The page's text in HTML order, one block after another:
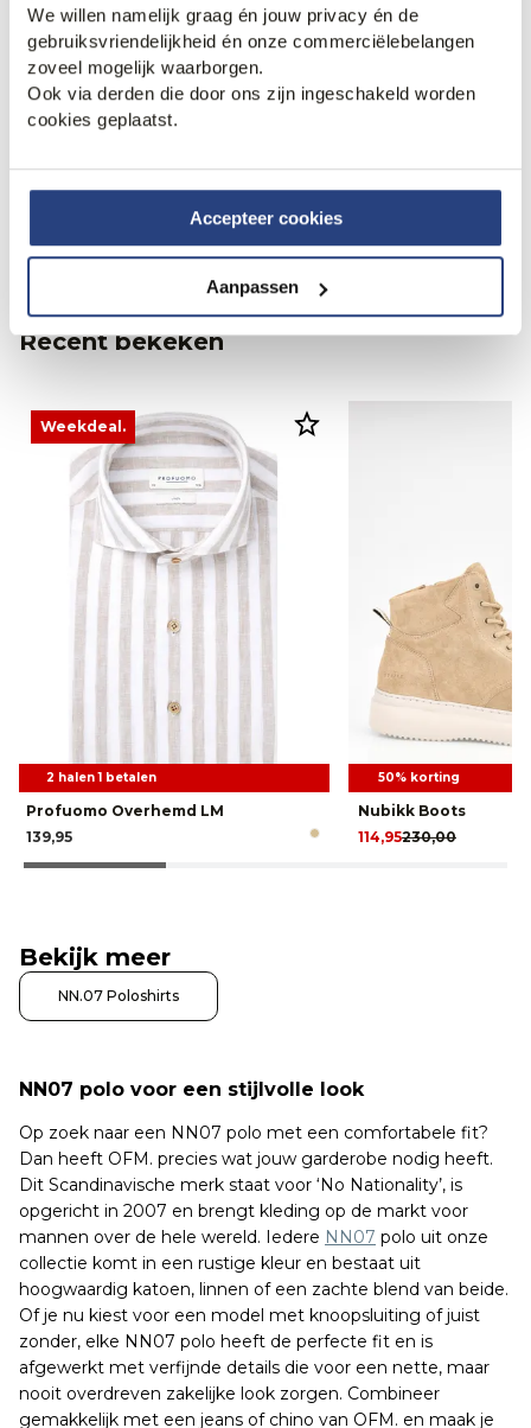
We willen namelijk graag én jouw privacy én de
gebruiksvriendelijkheid én onze commerciëlebelangen
zoveel mogelijk waarborgen.
Ook via derden die door ons zijn ingeschakeld worden
cookies geplaatst.
Accepteer cookies
Aanpassen
NN07 Gustav Polo
165,00
NN07 Nolan Polo
175,00
1 2
Recent bekeken
Weekdeal.
2 halen 1 betalen
Profuomo Overhemd LM
139,95
50% korting
Nubikk Boots
230,00
114,95
Bekijk meer
NN.07 Poloshirts
NN07 polo voor een stijlvolle look
Op zoek naar een NN07 polo met een comfortabele fit?
Dan heeft OFM. precies wat jouw garderobe nodig heeft.
Dit Scandinavische merk staat voor ‘No Nationality’, is
opgericht in 2007 en brengt kleding op de markt voor
mannen over de hele wereld. Iedere NN07 polo uit onze
collectie komt in een rustige kleur en bestaat uit
hoogwaardig katoen, linnen of een zachte blend van beide.
Of je nu kiest voor een model met knoopsluiting of juist
zonder, elke NN07 polo heeft de perfecte fit en is
afgewerkt met verfijnde details die voor een nette, maar
nooit overdreven zakelijke look zorgen. Combineer
gemakkelijk met een jeans of chino van OFM. en maak je